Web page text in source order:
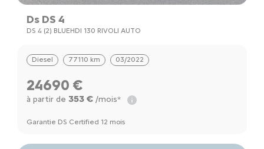
Ds DS 4
DS 4 (2) BLUEHDI 130 RIVOLI AUTO
Diesel 77110 km 03/2022
24690 €
à partir de 353 €/mois*
Garantie DS Certified 12 mois